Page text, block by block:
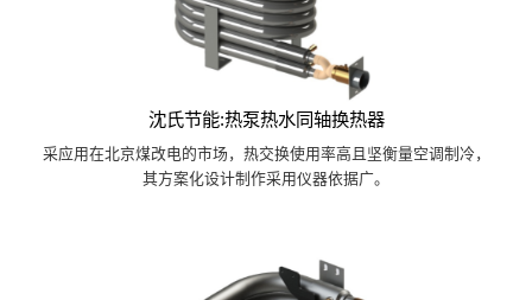
沈氏节能:热泵热水同轴换热器
采应用在北京煤改电的市场，热交换使用率高且坚衡量空调制冷，
其方案化设计制作采用仪器依据广。